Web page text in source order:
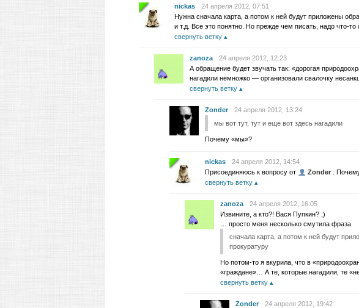
nickas
24 апреля 2012, 07:51
Нужна сначала карта, а потом к ней будут приложены
и т.д. Все это понятно. Но прежде чем писать, надо что-то
свернуть ветку
zanoza 24 апреля 2012, 12:23
А обращение будет звучать так: «дорогая
нагадили немножко — организовали свалочку
свернуть ветку
Zonder 24 апреля 2012, 13:24
мы вот тут, тут и еще вот здесь нагадили
Почему «мы»?
nickas
24 апреля 2012, 14:54
Присоединяюсь к вопросу от
Zonder .
свернуть ветку
zanoza 24 апреля 2012, 16:05
Извините, а кто?! Вася Пупкин? ;)
… просто меня несколько смутила фраза
сначала карта, а потом к ней будут
прокуратуру
Но потом-то я вкурила, что в
«граждане»… А те, которые нагадили, те
свернуть ветку
Zonder 24 апреля 2012, 19:42